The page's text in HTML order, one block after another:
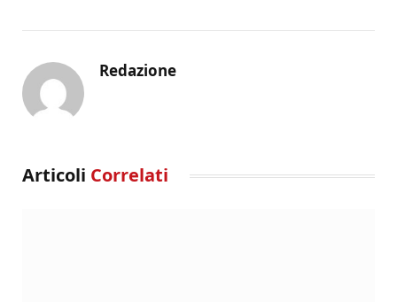
Redazione
Articoli Correlati